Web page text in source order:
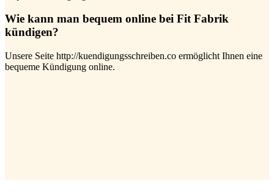
Wie kann man bequem online bei Fit Fabrik
kündigen?
Unsere Seite http://kuendigungsschreiben.co ermöglicht Ihnen eine
bequeme Kündigung online.